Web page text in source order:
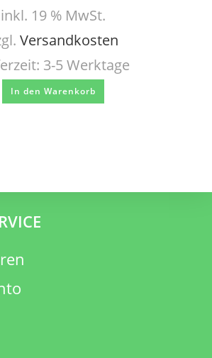
inkl. 19 % MwSt.
Versandkosten
3-5 Werktage
In den Warenkorb